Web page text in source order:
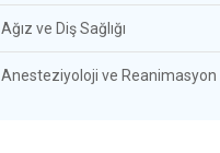
Ağız ve Diş Sağlığı
Anesteziyoloji ve Reanimasyon